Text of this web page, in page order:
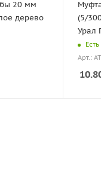
20 мм
дерево
(5/
Урал
Арт.: